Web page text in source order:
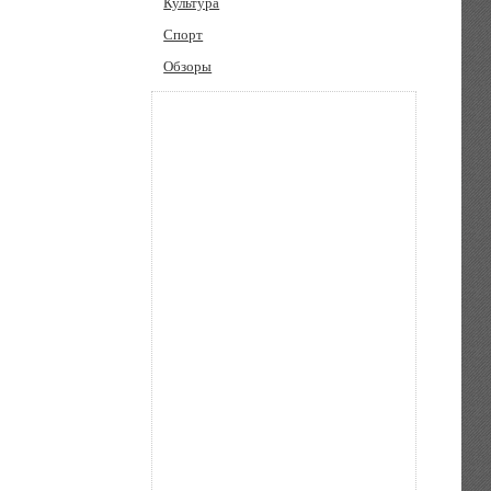
Спорт
Обзоры